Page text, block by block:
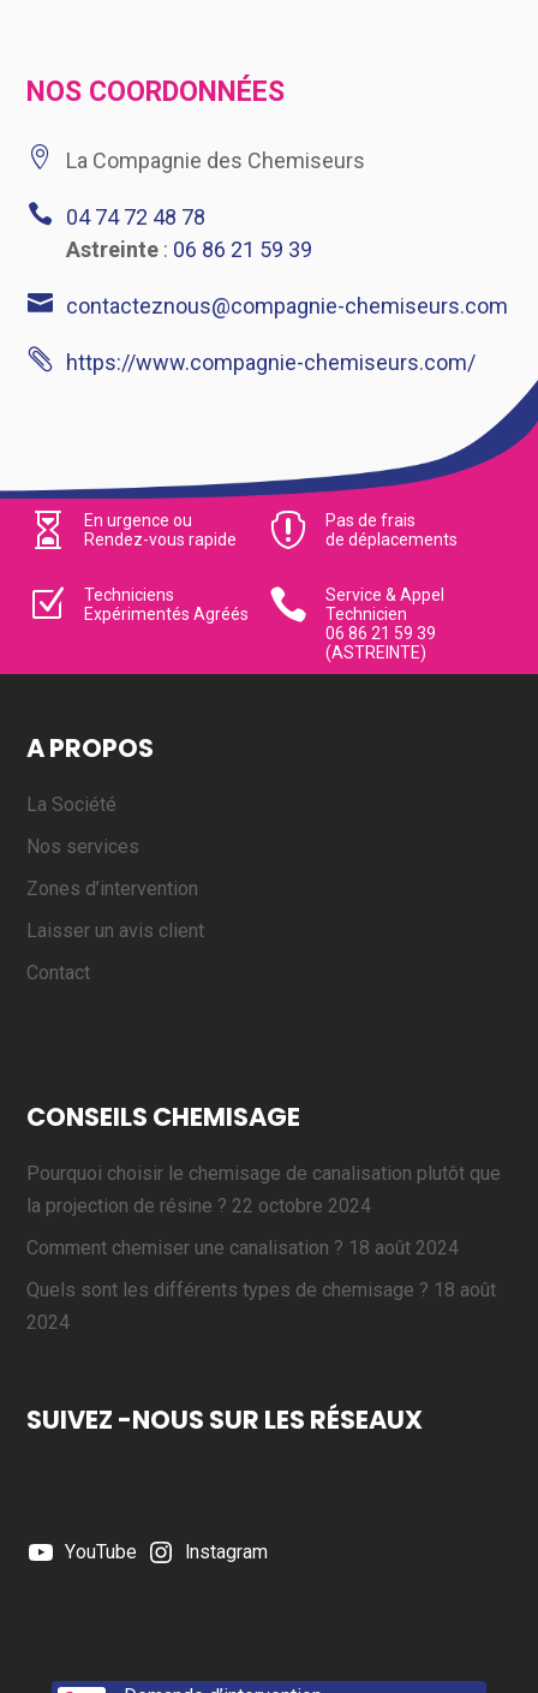
NOS COORDONNÉES
 La Compagnie des Chemiseurs

04 74 72 48 78
Astreinte: 06 86 21 59 39
 contacteznous@compagnie-chemiseurs.com
 https://www.compagnie-chemiseurs.com/

En urgence ou
Rendez-vous rapide

Pas de frais
de déplacements
Z
Techniciens
Expérimentés Agréés

Service & Appel
Technicien
06 86 21 59 39
(ASTREINTE)
A PROPOS
La Société
Nos services
Zones d’intervention
Laisser un avis client
Contact
CONSEILS CHEMISAGE
Pourquoi choisir le chemisage de canalisation plutôt que
la projection de résine ? 22 octobre 2024
Comment chemiser une canalisation ? 18 août 2024
Quels sont les différents types de chemisage ? 18 août
2024
SUIVEZ -NOUS SUR LES RÉSEAUX
YouTube Instagram